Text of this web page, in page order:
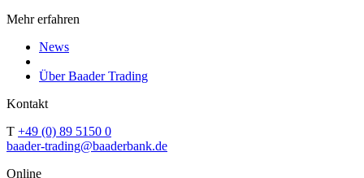
Mehr erfahren
News
Über Baader Trading
Kontakt
T +49 (0) 89 5150 0
baader-trading@baaderbank.de
Online